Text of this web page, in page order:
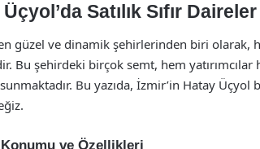
Satılık Sıfır Daireler
güzel ve dinamik şehirlerinden biri olarak,
Bu şehirdeki birçok semt, hem
Bu yazıda, İzmir’in Hatay Üçyol
ve Özellikleri